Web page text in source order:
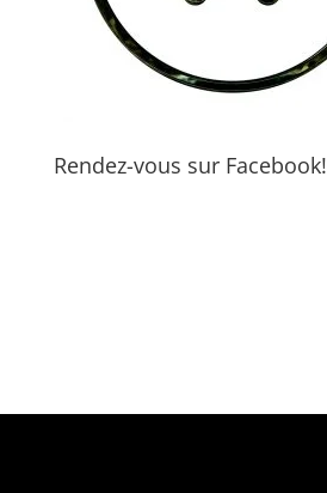
Rendez-vous sur Facebook!